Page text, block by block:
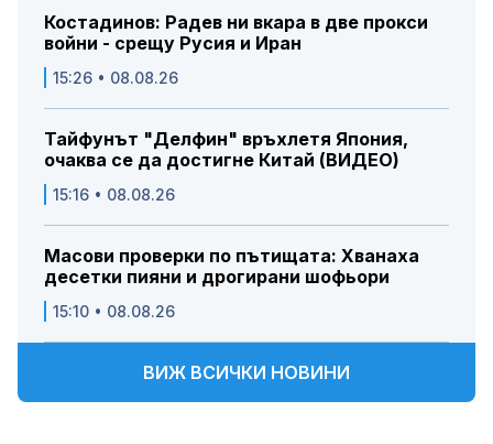
Костадинов: Радев ни вкара в две прокси
войни - срещу Русия и Иран
15:26 • 08.08.26
Тайфунът "Делфин" връхлетя Япония,
очаква се да достигне Китай (ВИДЕО)
15:16 • 08.08.26
Масови проверки по пътищата: Хванаха
десетки пияни и дрогирани шофьори
15:10 • 08.08.26
ВИЖ ВСИЧКИ НОВИНИ